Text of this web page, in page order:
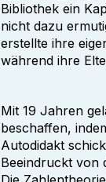
Bibliothek ein
nicht dazu
erstellte ihre
während ihre
Mit 19 Jahren
beschaffen,
Autodidakt
Beeindruckt von